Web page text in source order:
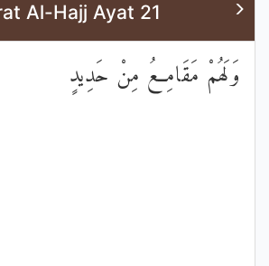
Al-Hajj Ayat 21
وَلَهُمْ مَقَامِعُ مِنْ حَدِيدٍ